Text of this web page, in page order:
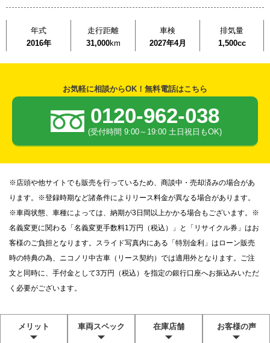
年式
2016年
走行距離
31,000km
車検
2027年4月
排気量
1,500cc
お気軽に相談からOK！無料電話はこちら
0120-962-038
(受付時間 9:00～19:00 土日祝日もOK)
※店頭や他サイトでも販売を行っているため、商談中・売却済みの場合があ
ります。※登録時期など諸条件によりリース料金が異なる場合があります。
※車両状態、車種によっては、納期が3日間以上かかる場合もございます。※
名義変更に関わる「名義変更手数料1万円（税込）」と「リサイクル券」はお
客様のご負担となります。スライド写真内にある「特別金利」はローン販売
時の特典の為、ニコノリ中古車（リース契約）では適用外となります。ご注
文と同時に、手付金として3万円（税込）を指定の銀行口座へお振込みいただ
く必要がございます。
メリット 車両スペック 在庫店舗 お客様の声